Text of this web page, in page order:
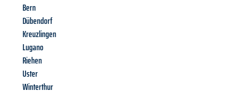
Bern
Dübendorf
Kreuzlingen
Lugano
Riehen
Uster
Winterthur